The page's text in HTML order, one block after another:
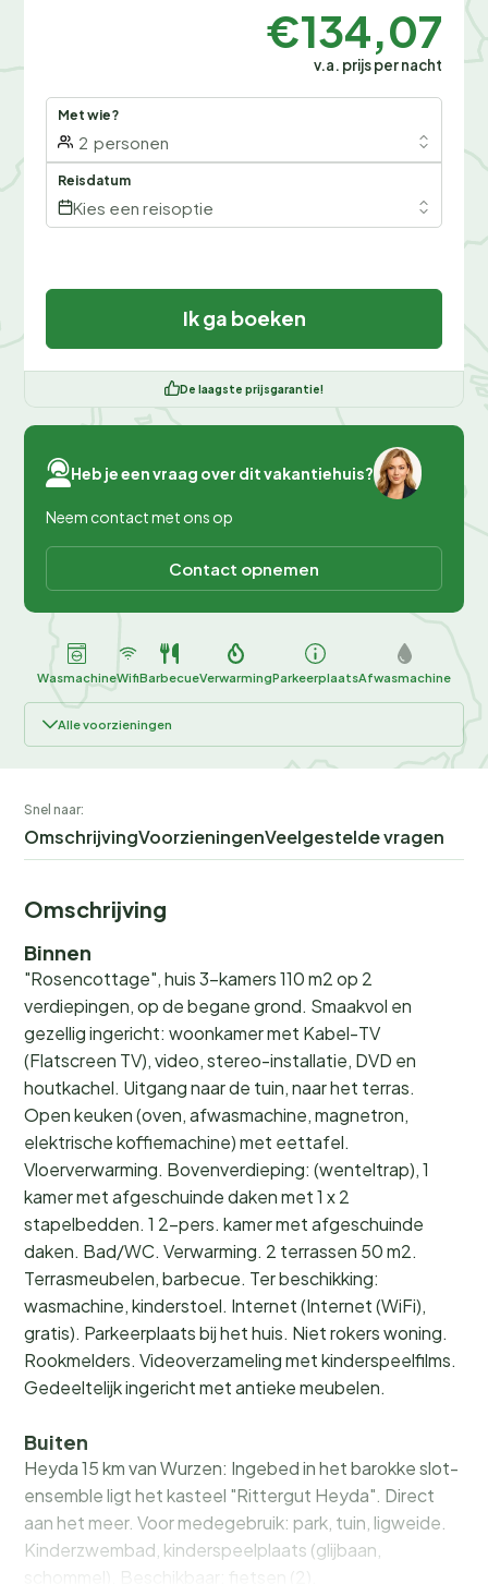
€134,07
v.a. prijs per nacht
Met wie?
2 personen
Reisdatum
Kies een reisoptie
Ik ga boeken
De laagste prijsgarantie!
Heb je een vraag over dit vakantiehuis?
Neem contact met ons op
Contact opnemen
WasmachineWifiBarbecueVerwarmingParkeerplaatsAfwasmachine
Alle voorzieningen
Snel naar:
OmschrijvingVoorzieningenVeelgestelde vragen
Omschrijving
Binnen
"Rosencottage", huis 3-kamers 110 m2 op 2
verdiepingen, op de begane grond. Smaakvol en
gezellig ingericht: woonkamer met Kabel-TV
(Flatscreen TV), video, stereo-installatie, DVD en
houtkachel. Uitgang naar de tuin, naar het terras.
Open keuken (oven, afwasmachine, magnetron,
elektrische koffiemachine) met eettafel.
Vloerverwarming. Bovenverdieping: (wenteltrap), 1
kamer met afgeschuinde daken met 1 x 2
stapelbedden. 1 2-pers. kamer met afgeschuinde
daken. Bad/WC. Verwarming. 2 terrassen 50 m2.
Terrasmeubelen, barbecue. Ter beschikking:
wasmachine, kinderstoel. Internet (Internet (WiFi),
gratis). Parkeerplaats bij het huis. Niet rokers woning.
Rookmelders. Videoverzameling met kinderspeelfilms.
Gedeeltelijk ingericht met antieke meubelen.
Buiten
Heyda 15 km van Wurzen: Ingebed in het barokke slot-
ensemble ligt het kasteel "Rittergut Heyda". Direct
aan het meer. Voor medegebruik: park, tuin, ligweide.
Kinderzwembad, kinderspeelplaats (glijbaan,
schommel). Beschikbaar: fietsen (2).